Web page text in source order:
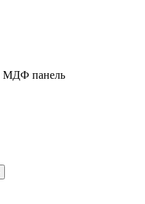
МДФ панель